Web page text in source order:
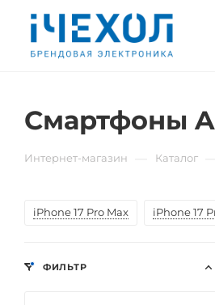
Смартфоны
Интернет-магазин Каталог
iPhone 17 Pro Max iPhone 17
ФИЛЬТР